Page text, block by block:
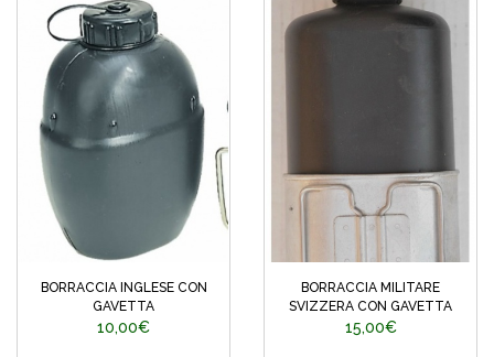
BORRACCIA INGLESE CON
GAVETTA
10,00€
BORRACCIA MILITARE
SVIZZERA CON GAVETTA
15,00€